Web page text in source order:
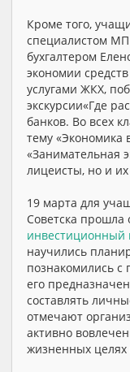
Кроме того,
специалистом МП
бухгалтером
экономии
услугами ЖКХ,
экскурсии«Где
банков. Во всех
тему «Экономика
«Занимательная
лицеисты, но и
19 марта для
Советска прошла
инвестиционный
научились
познакомились
его
составлять
отмечают
активно
жизненных